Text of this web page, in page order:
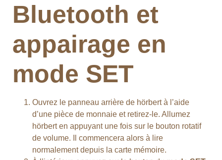
Bluetooth et
appairage en
mode SET
Ouvrez le panneau arrière de hörbert à l’aide
d’une pièce de monnaie et retirez-le. Allumez
hörbert en appuyant une fois sur le bouton rotatif
de volume. Il commencera alors à lire
normalement depuis la carte mémoire.